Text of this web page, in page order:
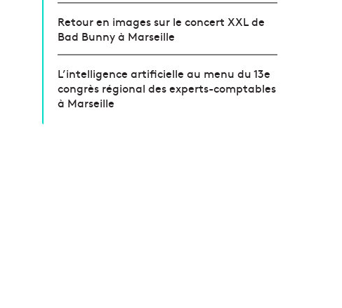
Retour en images sur le concert XXL de
Bad Bunny à Marseille
L’intelligence artificielle au menu du 13e
congrès régional des experts-comptables
à Marseille